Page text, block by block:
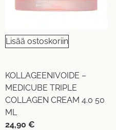
Lisää ostoskoriin
KOLLAGEENIVOIDE –
MEDICUBE TRIPLE
COLLAGEN CREAM 4.0 50
ML
24,90 €